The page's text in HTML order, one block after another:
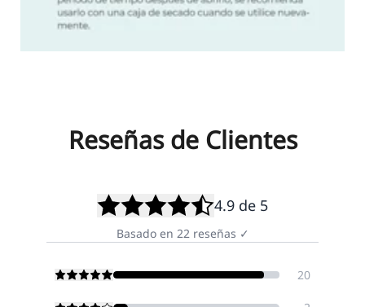
Reseñas de Clientes
4.9 de 5
Basado en 22 reseñas ✓
20